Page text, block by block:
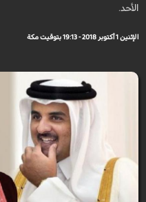
الأحد.
الإثنين 1 أكتوبر 2018 - 19:13 بتوقيت مكة